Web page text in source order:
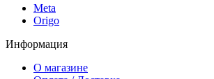
Meta
Origo
Информация
О магазине